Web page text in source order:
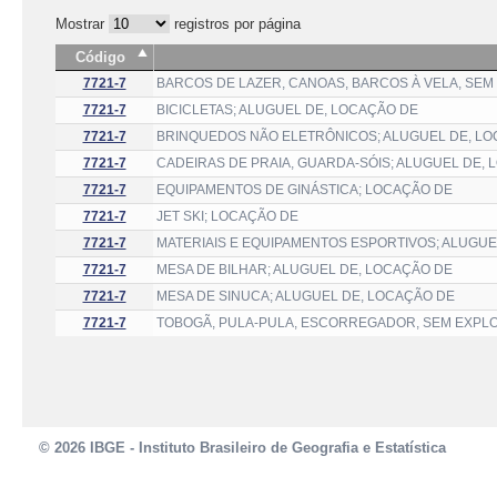
Mostrar
registros por página
Código
7721-7
BARCOS DE LAZER, CANOAS, BARCOS À VELA,
7721-7
BICICLETAS; ALUGUEL DE, LOCAÇÃO DE
7721-7
BRINQUEDOS NÃO ELETRÔNICOS; ALUGUEL DE,
7721-7
CADEIRAS DE PRAIA, GUARDA-SÓIS; ALUGUEL DE,
7721-7
EQUIPAMENTOS DE GINÁSTICA; LOCAÇÃO DE
7721-7
JET SKI; LOCAÇÃO DE
7721-7
MATERIAIS E EQUIPAMENTOS ESPORTIVOS;
7721-7
MESA DE BILHAR; ALUGUEL DE, LOCAÇÃO DE
7721-7
MESA DE SINUCA; ALUGUEL DE, LOCAÇÃO DE
7721-7
TOBOGÃ, PULA-PULA, ESCORREGADOR, SEM
© 2026 IBGE - Instituto Brasileiro de Geografia e Estatística